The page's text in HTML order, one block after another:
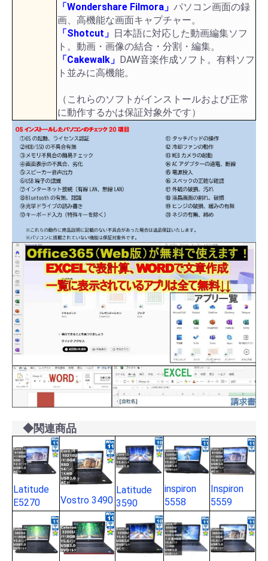
「Wondershare Filmora」 パソコン画面の録
画、高機能な画面キャプチャー。
「Shotcut」 日本語に対応した動画編集ソフ
ト。動画・画像の結合・分割・編集。
「Cakewalk」 DAW音楽作成ソフト。有料ソフ
ト並みに高機能。
（これらのソフトがインストールおよび正常
に動作するかは保証対象外です）
◆関連商品
Latitude
E5270
Vostro 3490
Latitude
3590
inspiron
5558
Inspiron
5559